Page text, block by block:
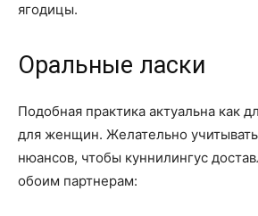
ягодицы.
Оральные ласки
Подобная практика актуальна как
для женщин. Желательно
нюансов, чтобы куннилингус
обоим партнерам: